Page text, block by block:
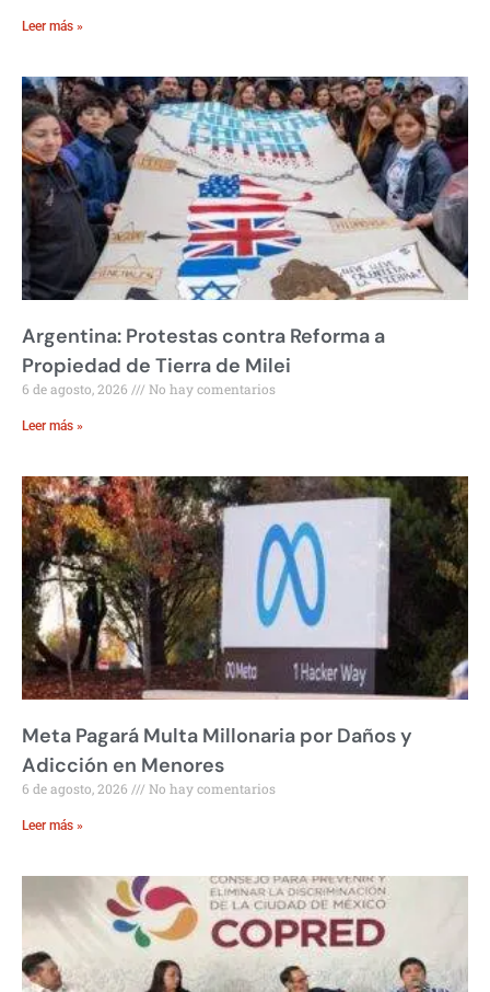
Leer más »
Argentina: Protestas contra Reforma a
Propiedad de Tierra de Milei
6 de agosto, 2026 No hay comentarios
Leer más »
Meta Pagará Multa Millonaria por Daños y
Adicción en Menores
6 de agosto, 2026 No hay comentarios
Leer más »